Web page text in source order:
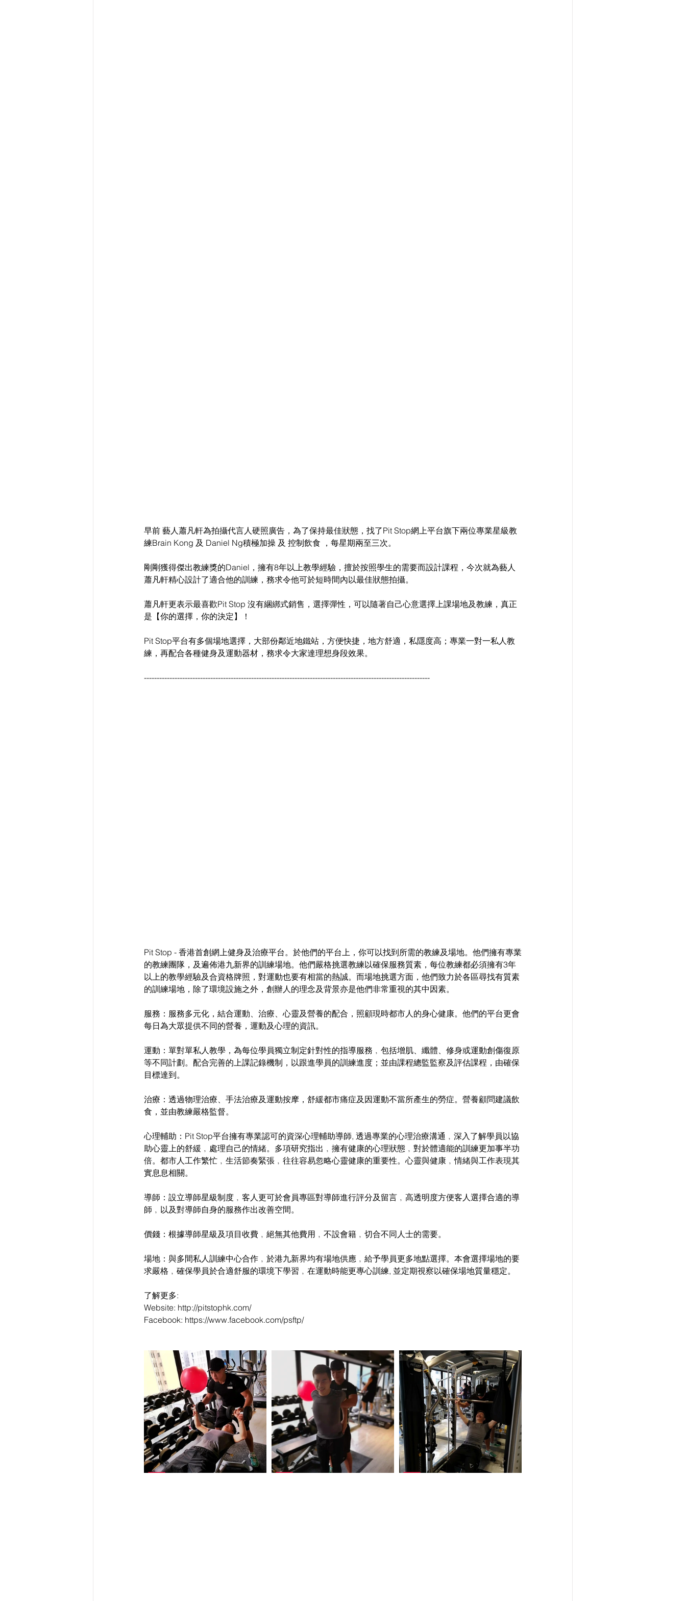
早前 藝人蕭凡軒為拍攝代言人硬照廣告，為了保持最佳狀態，找了Pit Stop網上平台旗下兩位專業星級教
練Brain Kong 及 Daniel Ng積極加操 及 控制飲食 ，每星期兩至三次。
剛剛獲得傑出教練獎的Daniel，擁有8年以上教學經驗，擅於按照學生的需要而設計課程，今次就為藝人
蕭凡軒精心設計了適合他的訓練，務求令他可於短時間內以最佳狀態拍攝。
蕭凡軒更表示最喜歡Pit Stop 沒有綑綁式銷售，選擇彈性，可以隨著自己心意選擇上課場地及教練，真正
是【你的選擇，你的決定】！
Pit Stop平台有多個場地選擇，大部份鄰近地鐵站，方便快捷，地方舒適，私隱度高；專業一對一私人教
練，再配合各種健身及運動器材，務求令大家達理想身段效果。
----------------------------------------------------------------------------------------------------------------
Pit Stop - 香港首創網上健身及治療平台。於他們的平台上，你可以找到所需的教練及場地。他們擁有專業
的教練團隊，及遍佈港九新界的訓練場地。他們嚴格挑選教練以確保服務質素，每位教練都必須擁有3年
以上的教學經驗及合資格牌照，對運動也要有相當的熱誠。而場地挑選方面，他們致力於各區尋找有質素
的訓練場地，除了環境設施之外，創辦人的理念及背景亦是他們非常重視的其中因素。
服務：服務多元化，結合運動、治療、心靈及營養的配合，照顧現時都市人的身心健康。他們的平台更會
每日為大眾提供不同的營養，運動及心理的資訊。
運動：單對單私人教學，為每位學員獨立制定針對性的指導服務﹐包括增肌、纖體、修身或運動創傷復原
等不同計劃。配合完善的上課記錄機制，以跟進學員的訓練進度；並由課程總監監察及評估課程，由確保
目標達到。
治療：透過物理治療、手法治療及運動按摩，舒緩都市痛症及因運動不當所產生的勞症。營養顧問建議飲
食，並由教練嚴格監督。
心理輔助：Pit Stop平台擁有專業認可的資深心理輔助導師, 透過專業的心理治療溝通﹐深入了解學員以協
助心靈上的舒緩﹐處理自己的情緒。多項研究指出﹐擁有健康的心理狀態﹐對於體適能的訓練更加事半功
倍。都市人工作繁忙﹐生活節奏緊張﹐往往容易忽略心靈健康的重要性。心靈與健康﹐情緒與工作表現其
實息息相關。
導師：設立導師星級制度﹐客人更可於會員專區對導師進行評分及留言﹐高透明度方便客人選擇合適的導
師﹐以及對導師自身的服務作出改善空間。
價錢：根據導師星級及項目收費﹐絕無其他費用﹐不設會籍﹐切合不同人士的需要。
場地：與多間私人訓練中心合作﹐於港九新界均有場地供應﹐給予學員更多地點選擇。本會選擇場地的要
求嚴格﹐確保學員於合適舒服的環境下學習﹐在運動時能更專心訓練, 並定期視察以確保場地質量穩定。
了解更多:
Website: http://pitstophk.com/
Facebook: https://www.facebook.com/psftp/